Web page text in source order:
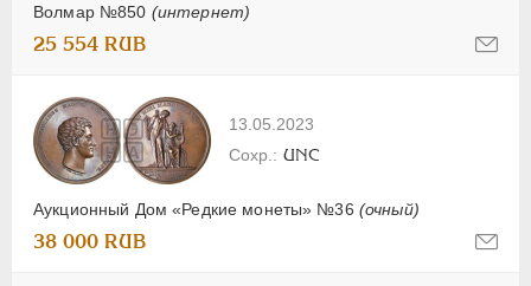
Волмар №850 (интернет)
25 554 RUB
13.05.2023
Аукционный Дом «Редкие монеты» №36 (очный)
UNC
38 000 RUB